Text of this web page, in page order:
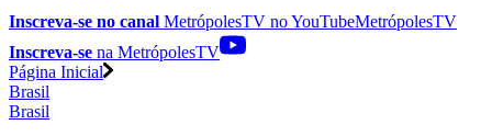
Inscreva-se no canal MetrópolesTV noYouTubeMetrópolesTV
Inscreva-se na MetrópolesTV
Página Inicial
Brasil
Brasil